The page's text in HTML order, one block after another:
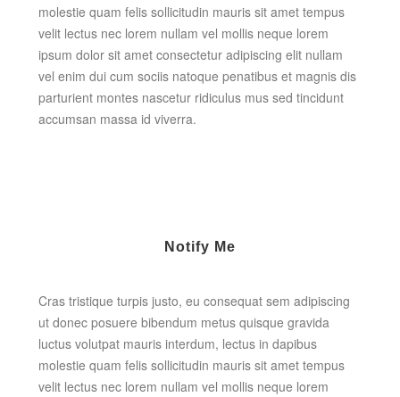
molestie quam felis sollicitudin mauris sit amet tempus
velit lectus nec lorem nullam vel mollis neque lorem
ipsum dolor sit amet consectetur adipiscing elit nullam
vel enim dui cum sociis natoque penatibus et magnis dis
parturient montes nascetur ridiculus mus sed tincidunt
accumsan massa id viverra.
Notify Me
Cras tristique turpis justo, eu consequat sem adipiscing
ut donec posuere bibendum metus quisque gravida
luctus volutpat mauris interdum, lectus in dapibus
molestie quam felis sollicitudin mauris sit amet tempus
velit lectus nec lorem nullam vel mollis neque lorem